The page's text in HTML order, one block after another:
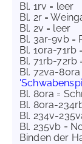
Bl. 1rv = leer
Bl. 2r =
Bl. 2v = leer
Bl. 3ar-9vb =
Bl. 10ra-71rb =
Bl. 71rb-72rb
Bl. 72va-
Bl. 80ra =
Bl. 80ra-
Bl. 234v-
Bl. 235vb =
Binden der